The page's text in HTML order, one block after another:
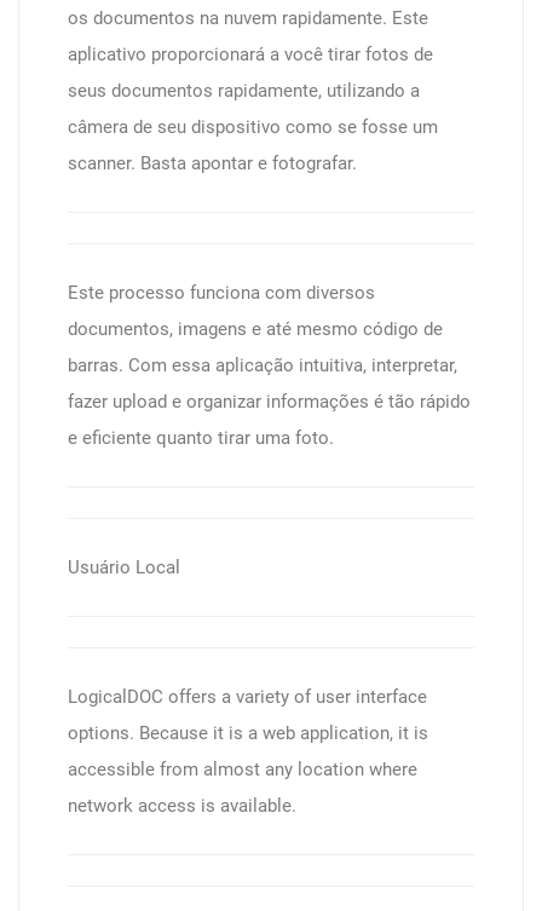
os documentos na nuvem rapidamente. Este
aplicativo proporcionará a você tirar fotos de
seus documentos rapidamente, utilizando a
câmera de seu dispositivo como se fosse um
scanner. Basta apontar e fotografar.
Este processo funciona com diversos
documentos, imagens e até mesmo código de
barras. Com essa aplicação intuitiva, interpretar,
fazer upload e organizar informações é tão rápido
e eficiente quanto tirar uma foto.
Usuário Local
LogicalDOC offers a variety of user interface
options. Because it is a web application, it is
accessible from almost any location where
network access is available.